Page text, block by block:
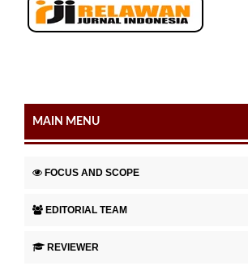
MAIN MENU
FOCUS AND SCOPE
EDITORIAL TEAM
REVIEWER